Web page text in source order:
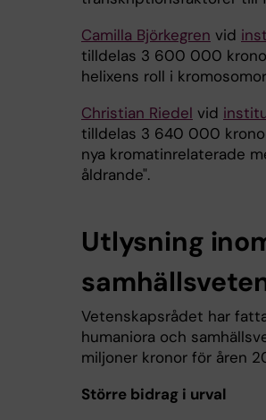
Camilla Björkegren vid
tilldelas 3 600 000
helixens roll i
Christian Riedel vid
tilldelas 3 640 000
nya kromatinrelaterade
åldrande".
Utlysning
Vetenskapsrådet har
humaniora och
miljoner kronor för åren
Större bidrag i urval